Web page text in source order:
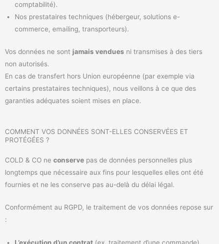
comptabilité).
Nos prestataires techniques (hébergeur, solutions e-
commerce, emailing, transporteurs).
Vos données ne sont jamais vendues ni transmises à des tiers
non autorisés.
En cas de transfert hors Union européenne (par exemple via
certains prestataires techniques), nous veillons à ce que des
garanties adéquates soient mises en place.
COMMENT VOS DONNÉES SONT-ELLES CONSERVÉES ET
PROTÉGÉES ?
COLD & CO ne conserve pas de données personnelles plus
longtemps que nécessaire aux fins pour lesquelles elles ont été
fournies et ne les conserve pas au-delà du délai légal.
Conformément au RGPD, le traitement de vos données repose sur
: